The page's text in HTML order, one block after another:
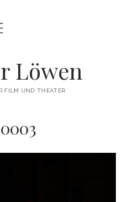
Löwen
FILM UND THEATER